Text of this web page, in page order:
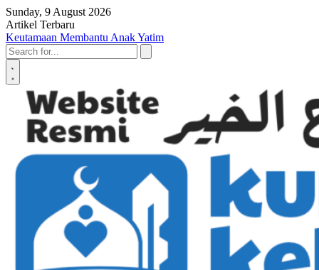
Skip to content
Sunday, 9 August 2026
Artikel Terbaru
Keutamaan Membantu Anak Yatim